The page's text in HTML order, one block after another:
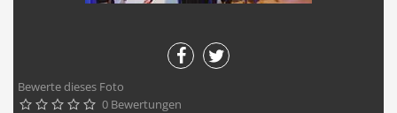
Bewerte dieses Foto
     0 Bewertungen